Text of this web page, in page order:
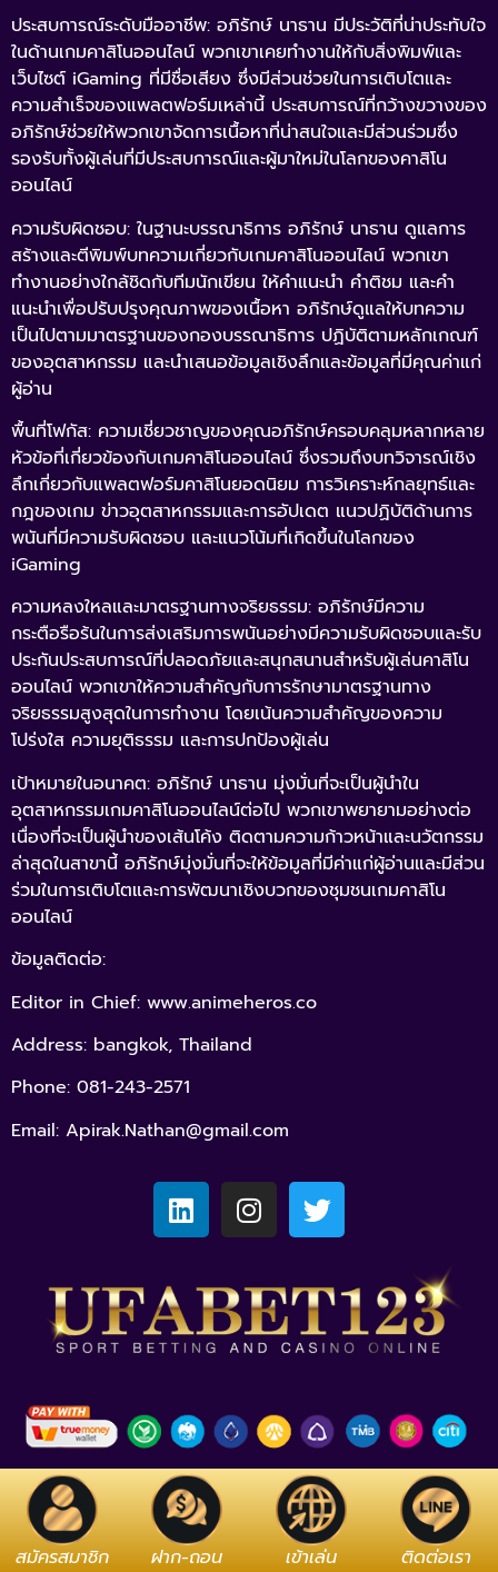
ประสบการณ์ระดับมืออาชีพ: อภิรักษ์ นาธาน มีประวัติที่น่าประทับใจ
ในด้านเกมคาสิโนออนไลน์ พวกเขาเคยทำงานให้กับสิ่งพิมพ์และ
เว็บไซต์ iGaming ที่มีชื่อเสียง ซึ่งมีส่วนช่วยในการเติบโตและ
ความสำเร็จของแพลตฟอร์มเหล่านี้ ประสบการณ์ที่กว้างขวางของ
อภิรักษ์ช่วยให้พวกเขาจัดการเนื้อหาที่น่าสนใจและมีส่วนร่วมซึ่ง
รองรับทั้งผู้เล่นที่มีประสบการณ์และผู้มาใหม่ในโลกของคาสิโน
ออนไลน์
ความรับผิดชอบ: ในฐานะบรรณาธิการ อภิรักษ์ นาธาน ดูแลการ
สร้างและตีพิมพ์บทความเกี่ยวกับเกมคาสิโนออนไลน์ พวกเขา
ทำงานอย่างใกล้ชิดกับทีมนักเขียน ให้คำแนะนำ คำติชม และคำ
แนะนำเพื่อปรับปรุงคุณภาพของเนื้อหา อภิรักษ์ดูแลให้บทความ
เป็นไปตามมาตรฐานของกองบรรณาธิการ ปฏิบัติตามหลักเกณฑ์
ของอุตสาหกรรม และนำเสนอข้อมูลเชิงลึกและข้อมูลที่มีคุณค่าแก่
ผู้อ่าน
พื้นที่โฟกัส: ความเชี่ยวชาญของคุณอภิรักษ์ครอบคลุมหลากหลาย
หัวข้อที่เกี่ยวข้องกับเกมคาสิโนออนไลน์ ซึ่งรวมถึงบทวิจารณ์เชิง
ลึกเกี่ยวกับแพลตฟอร์มคาสิโนยอดนิยม การวิเคราะห์กลยุทธ์และ
กฎของเกม ข่าวอุตสาหกรรมและการอัปเดต แนวปฏิบัติด้านการ
พนันที่มีความรับผิดชอบ และแนวโน้มที่เกิดขึ้นในโลกของ
iGaming
ความหลงใหลและมาตรฐานทางจริยธรรม: อภิรักษ์มีความ
กระตือรือร้นในการส่งเสริมการพนันอย่างมีความรับผิดชอบและรับ
ประกันประสบการณ์ที่ปลอดภัยและสนุกสนานสำหรับผู้เล่นคาสิโน
ออนไลน์ พวกเขาให้ความสำคัญกับการรักษามาตรฐานทาง
จริยธรรมสูงสุดในการทำงาน โดยเน้นความสำคัญของความ
โปร่งใส ความยุติธรรม และการปกป้องผู้เล่น
เป้าหมายในอนาคต: อภิรักษ์ นาธาน มุ่งมั่นที่จะเป็นผู้นำใน
อุตสาหกรรมเกมคาสิโนออนไลน์ต่อไป พวกเขาพยายามอย่างต่อ
เนื่องที่จะเป็นผู้นำของเส้นโค้ง ติดตามความก้าวหน้าและนวัตกรรม
ล่าสุดในสาขานี้ อภิรักษ์มุ่งมั่นที่จะให้ข้อมูลที่มีค่าแก่ผู้อ่านและมีส่วน
ร่วมในการเติบโตและการพัฒนาเชิงบวกของชุมชนเกมคาสิโน
ออนไลน์
ข้อมูลติดต่อ:
Editor in Chief: www.animeheros.co
Address: bangkok, Thailand
Phone: 081-243-2571
Email: Apirak.Nathan@gmail.com
สมัครสมาชิก ฝาก-ถอน เข้าเล่น ติดต่อเรา